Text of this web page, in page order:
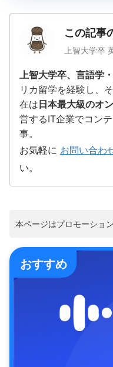
この記事
上智大学卒
上智大学卒、言語学
リカ留学を経験し、
在は 日本最大級のオ
営するIT企業でコン
事。
お気軽に お問い合わ
い。
本ページはプロモーショ
おすすめ